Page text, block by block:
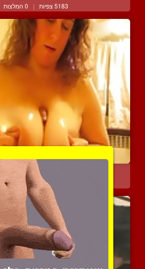
5183 צפיות | 0 המלצות
דחוף אותו בדיוק שם
| 0 המלצות